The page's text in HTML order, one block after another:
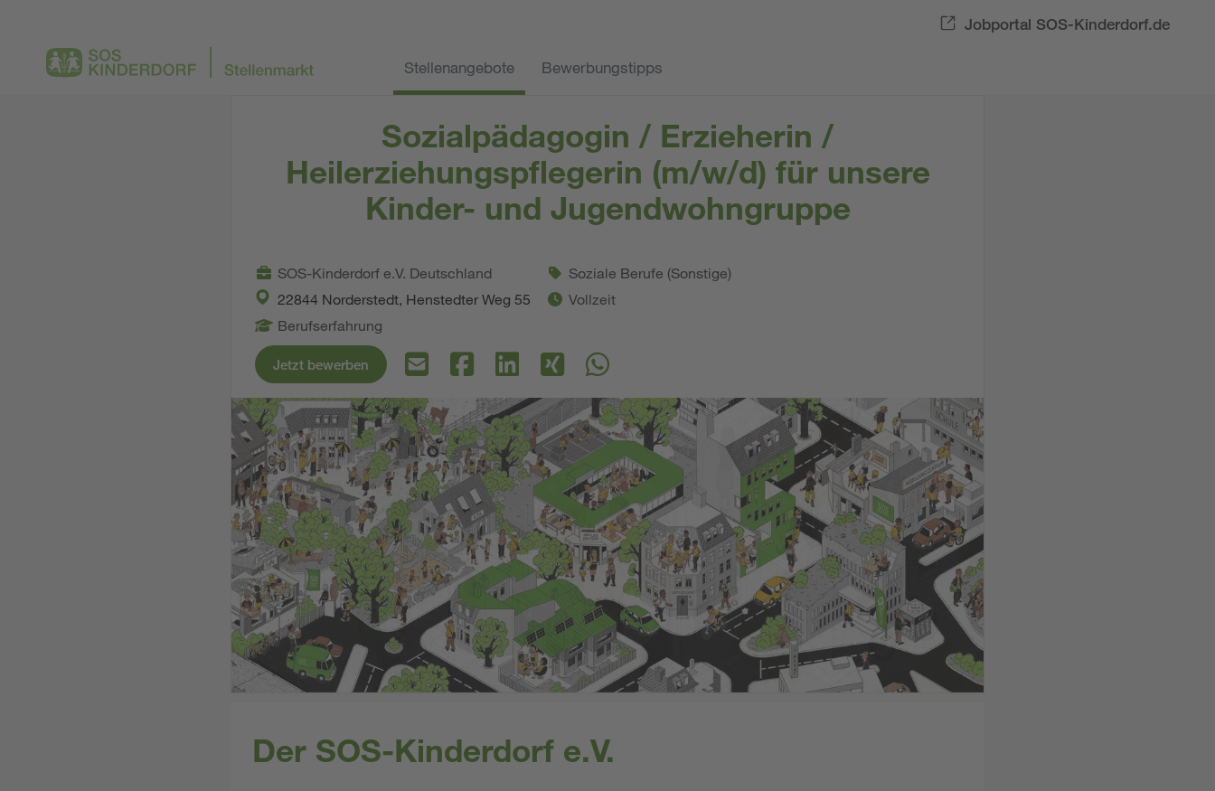
Jobportal SOS-Kinderdorf.de
Stellenangebote Bewerbungstipps
Sozialpädagogin / Erzieherin /
Heilerziehungspflegerin (m/w/d) für unsere
Kinder- und Jugendwohngruppe
SOS-Kinderdorf e.V. Deutschland
22844 Norderstedt, Henstedter Weg 55
Berufserfahrung
Soziale Berufe (Sonstige)
Vollzeit
Jetzt bewerben
Der SOS-Kinderdorf e.V.